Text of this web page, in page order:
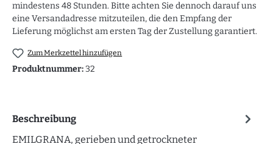
mindestens 48 Stunden. Bitte achten Sie dennoch darauf uns
eine Versandadresse mitzuteilen, die den Empfang der
Lieferung möglichst am ersten Tag der Zustellung garantiert.
Zum Merkzettel hinzufügen
Produktnummer:32
Beschreibung
EMILGRANA, gerieben und getrockneter